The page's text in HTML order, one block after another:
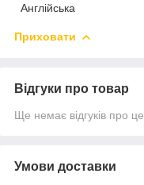
Англійська
Приховати
Відгуки про товар
Ще немає відгуків про
Умови доставки